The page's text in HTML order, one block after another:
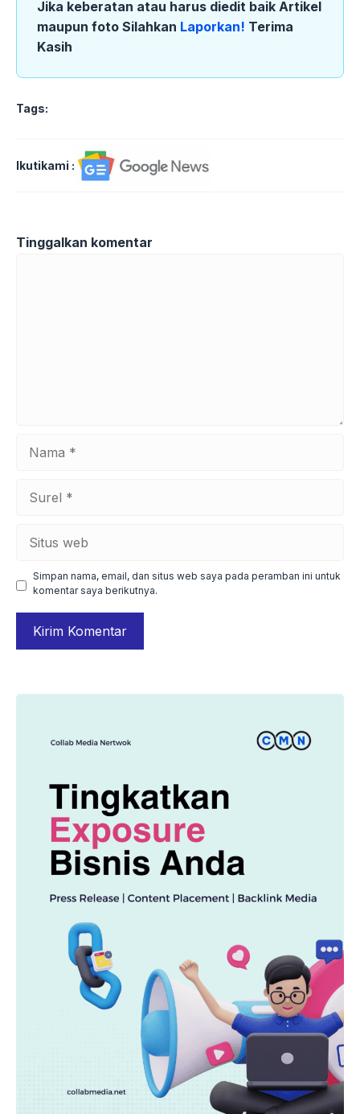
Jika keberatan atau harus diedit baik Artikel
maupun foto Silahkan Laporkan! Terima
Kasih
Tags:
Ikutikami :
Tinggalkan komentar
web
Simpan nama, email, dan situs web saya pada peramban ini untuk
komentar saya berikutnya.